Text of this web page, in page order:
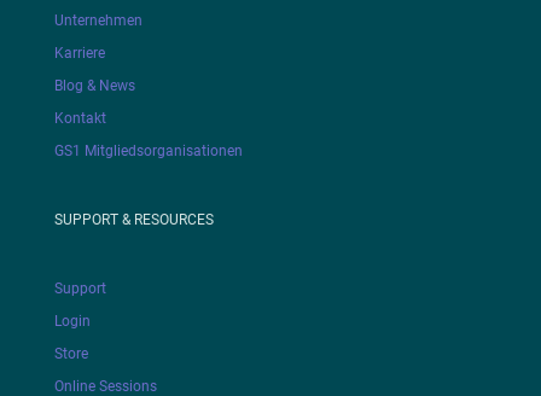
Unternehmen
Karriere
Blog & News
Kontakt
GS1 Mitgliedsorganisationen
SUPPORT & RESOURCES
Support
Login
Store
Online Sessions